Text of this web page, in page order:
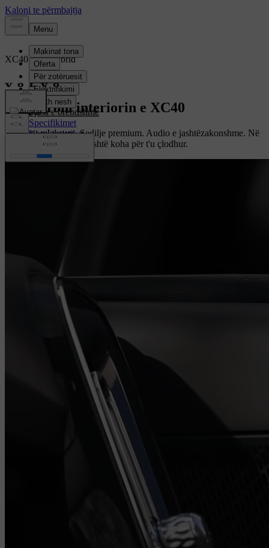
XC40 Mild hybrid
Përmbledhja
Pjesa e brendshme
Specifikimet
Karakteristikat
Eksploroni interiorin e XC40
Ambient relaksues. Sedilje premium. Audio e jashtëzakonshme. Në
këtë SUV, ora e pikut është koha për t'u çlodhur.